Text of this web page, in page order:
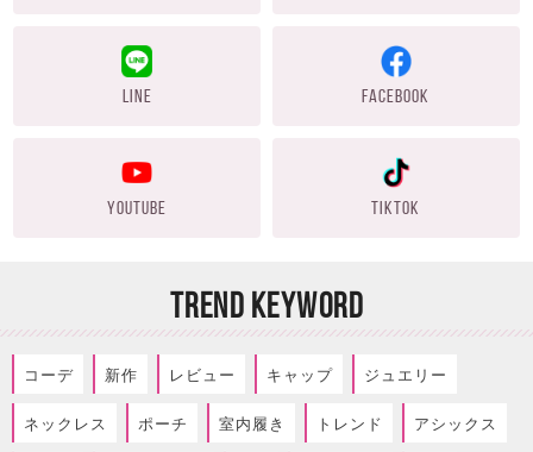
LINE FACEBOOK
YOUTUBE TIKTOK
TREND KEYWORD
コーデ 新作 レビュー キャップ ジュエリー
ネックレス ポーチ 室内履き トレンド アシックス